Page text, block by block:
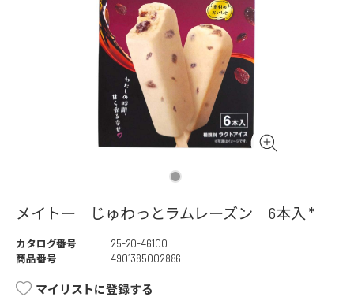
メイトー じゅわっとラムレーズン 6本入 *
カタログ番号
25-20-46100
商品番号
4901385002886
マイリストに登録する